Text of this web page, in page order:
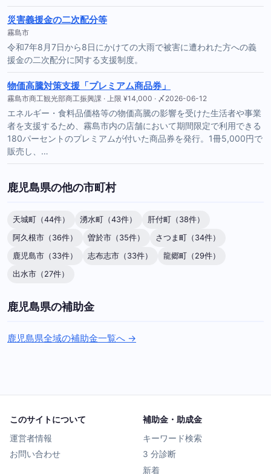
災害義援金の二次配分等
霧島市
令和7年8月7日から8日にかけての大雨で被害に遭われた方への義
援金の二次配分に関する支援制度。
物価高騰対策支援「プレミアム商品券」
霧島市商工観光部商工振興課 · 上限 ¥14,000 · 〆2026-06-12
エネルギー・食料品価格等の物価高騰の影響を受けた生活者や事業
者を支援するため、霧島市内の店舗において期間限定で利用できる
180パーセントのプレミアムが付いた商品券を発行。1冊5,000円で
販売し、…
鹿児島県の他の市町村
天城町（44件） 湧水町（43件）
肝付町（38件）
阿久根市（36件）
曽於市（35件）
さつま町（34件）
鹿児島市（33件）
志布志市（33件）
龍郷町（29件）
出水市（27件）
鹿児島県の補助金
鹿児島県全域の補助金一覧へ →
このサイトについて
運営者情報
お問い合わせ
補助金・助成金
キーワード検索
3 分診断
新着